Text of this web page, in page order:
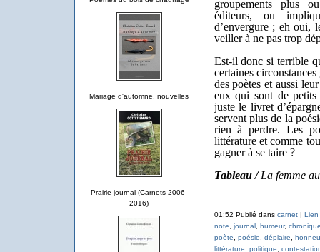
Mariage d'automne, nouvelles
Prairie journal (Carnets 2006-
2016)
groupements plus
éditeurs, ou
d’envergure ; eh oui,
veiller à ne pas trop
Est-il donc si terrible
certaines
des poètes et aussi
eux qui sont de petits
juste le livret
servent plus de la
rien à perdre. Les
littérature et comme
gagner à se taire ?
Tableau /La femme
01:52 Publié dans carnet| Lien
note, journal, humeur,
poète, poésie, déplaire,
littérature, politique,